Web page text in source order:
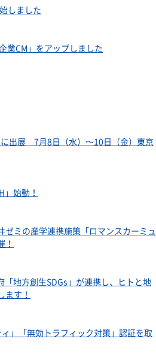
しました
業CM」をアップしました
出展 7月8日（水）～10日（金）東京
」始動！
ミの産学連携施策「ロマンスカーミュ
！
「地方創生SDGs」が連携し、ヒトと地
ます！
」「無効トラフィック対策」認証を取